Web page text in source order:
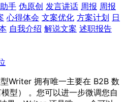
手 伪原创 发言讲话 周报 周报
心得体会 文案优化 方案计划 日
自我介绍 解说文案 述职报告
Writer 拥有唯一主要在 B2B 数
型） 。您可以进一步微调您自